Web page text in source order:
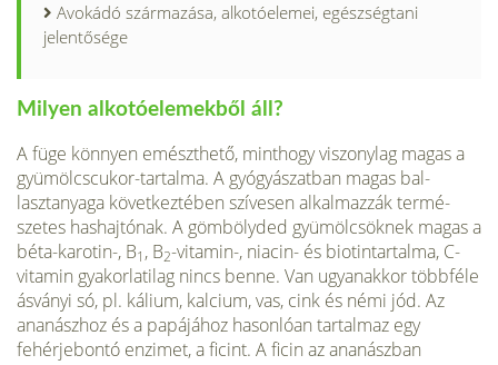
Avokádó származása, alkotóelemei, egészségtani
jelentősége
Milyen alkotóelemekből áll?
A füge könnyen emészthető, minthogy viszonylag magas a
gyümölcscukor-tartalma. A gyógyászatban magas bal­
lasztanyaga következtében szívesen alkalmazzák termé­
szetes hashajtónak. A gömbölyded gyümölcsöknek magas a
béta-karotin-, B1 , B2-vitamin-, niacin- és biotintartalma, C-
vitamin gyakorlatilag nincs benne. Van ugyanakkor többféle
ásványi só, pl. kálium, kalcium, vas, cink és né­mi jód. Az
ananászhoz és a papájához hasonlóan tartal­maz egy
fehérjebontó enzimet, a ficint. A ficin az ana­nászban